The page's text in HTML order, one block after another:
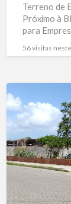
116
Ideal
Galpão,
Logística
e
Condomínio
Terreno de
Próximo à
para
56 visitas
Terreno
de
Esquina
à
Venda
no
Barroso